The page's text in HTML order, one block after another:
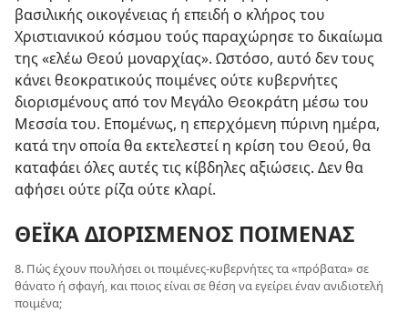
βασιλικής οικογένειας ή επειδή ο κλήρος του
Χριστιανικού κόσμου τούς παραχώρησε το δικαίωμα
της «ελέω Θεού μοναρχίας». Ωστόσο, αυτό δεν τους
κάνει θεοκρατικούς ποιμένες ούτε κυβερνήτες
διορισμένους από τον Μεγάλο Θεοκράτη μέσω του
Μεσσία του. Επομένως, η επερχόμενη πύρινη ημέρα,
κατά την οποία θα εκτελεστεί η κρίση του Θεού, θα
καταφάει όλες αυτές τις κίβδηλες αξιώσεις. Δεν θα
αφήσει ούτε ρίζα ούτε κλαρί.
ΘΕΪΚΑ ΔΙΟΡΙΣΜΕΝΟΣ ΠΟΙΜΕΝΑΣ
8. Πώς έχουν πουλήσει οι ποιμένες⁠-⁠κυβερνήτες τα «πρόβατα» σε
θάνατο ή σφαγή, και ποιος είναι σε θέση να εγείρει έναν ανιδιοτελή
ποιμένα;